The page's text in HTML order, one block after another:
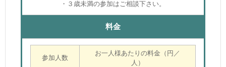
・３歳未満の参加はご相談下さい。
料金
参加人数
お一人様あたりの料金（円／
人）